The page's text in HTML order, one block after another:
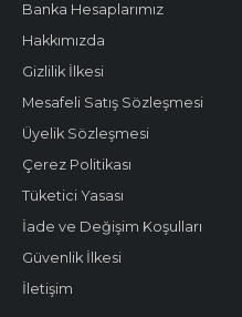
Banka Hesaplarımız
Hakkımızda
Gizlilik İlkesi
Mesafeli Satış Sözleşmesi
Üyelik Sözleşmesi
Çerez Politikası
Tüketici Yasası
İade ve Değişim Koşulları
Güvenlik İlkesi
İletişim